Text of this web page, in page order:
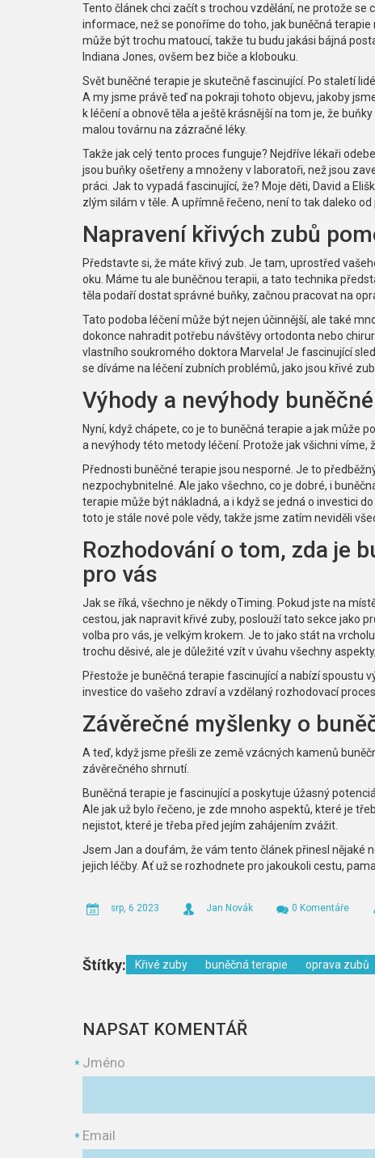
Tento článek chci začít s trochou vzdělání, ne protože
informace, než se ponoříme do toho, jak buněčná
může být trochu matoucí, takže tu budu jakási bájná
Indiana Jones, ovšem bez biče a klobouku.
Svět buněčné terapie je skutečně fascinující. Po staletí
A my jsme právě teď na pokraji tohoto objevu, jakoby
k léčení a obnově těla a ještě krásnější na tom je, že
malou továrnu na zázračné léky.
Takže jak celý tento proces funguje? Nejdříve lékaři
jsou buňky ošetřeny a množeny v laboratoři, než jsou
práci. Jak to vypadá fascinující, že? Moje děti, David a
zlým silám v těle. A upřímně řečeno, není to tak daleko od
Napravení křivých zubů
Představte si, že máte křivý zub. Je tam, uprostřed
oku. Máme tu ale buněčnou terapii, a tato technika
těla podaří dostat správné buňky, začnou pracovat na
Tato podoba léčení může být nejen účinnější, ale také
dokonce nahradit potřebu návštěvy ortodonta nebo
vlastního soukromého doktora Marvela! Je fascinující
se díváme na léčení zubních problémů, jako jsou křivé
Výhody a nevýhody
Nyní, když chápete, co je to buněčná terapie a jak může
a nevýhody této metody léčení. Protože jak všichni víme,
Přednosti buněčné terapie jsou nesporné. Je to
nezpochybnitelné. Ale jako všechno, co je dobré, i
terapie může být nákladná, a i když se jedná o investici
toto je stále nové pole vědy, takže jsme zatím neviděli
Rozhodování o tom, zda je
pro vás
Jak se říká, všechno je někdy oTiming. Pokud jste na
cestou, jak napravit křivé zuby, poslouží tato sekce jako
volba pro vás, je velkým krokem. Je to jako stát na
trochu děsivé, ale je důležité vzít v úvahu všechny
Přestože je buněčná terapie fascinující a nabízí spoustu
investice do vašeho zdraví a vzdělaný rozhodovací proces
Závěrečné myšlenky o
A teď, když jsme přešli ze země vzácných kamenů
závěrečného shrnutí.
Buněčná terapie je fascinující a poskytuje úžasný
Ale jak už bylo řečeno, je zde mnoho aspektů, které je
nejistot, které je třeba před jejím zahájením zvážit.
Jsem Jan a doufám, že vám tento článek přinesl nějaké
jejich léčby. Ať už se rozhodnete pro jakoukoli cestu,
srp, 6 2023 Jan Novák 0 Komentáře
Štítky: Křivé zuby buněčná terapie oprava zubů
NAPSAT KOMENTÁŘ
Jméno
*
Email
*